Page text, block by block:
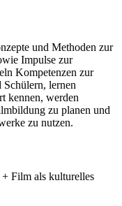
und Methoden zur
Impulse zur
Kompetenzen zur
lernen
kennen, werden
zu planen und
zu nutzen.
Film als kulturelles